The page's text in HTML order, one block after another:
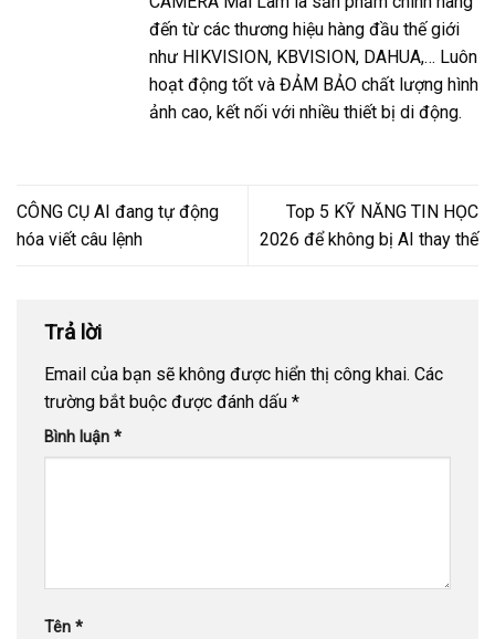
đến từ các thương hiệu hàng đầu thế giới
như HIKVISION, KBVISION, DAHUA,… Luôn
hoạt động tốt và ĐẢM BẢO chất lượng hình
ảnh cao, kết nối với nhiều thiết bị di động.
CÔNG CỤ AI đang tự động
hóa viết câu lệnh
Top 5 KỸ NĂNG TIN HỌC
2026 để không bị AI thay thế
Trả lời
Email của bạn sẽ không được hiển thị công khai. Các
trường bắt buộc được đánh dấu *
Bình luận *
Tên *